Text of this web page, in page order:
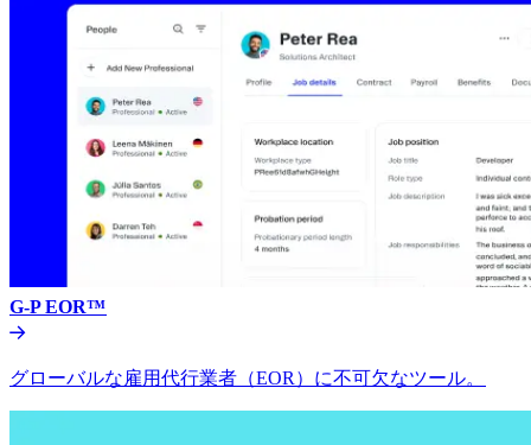
G-P EOR™​​
グローバルな雇用代行業者（EOR）に不可欠なツール。​​